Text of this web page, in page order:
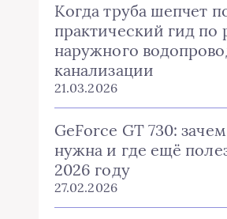
Когда труба шепчет
практический гид по
наружного
канализации
21.03.2026
GeForce GT 730:
нужна и где ещё
2026 году
27.02.2026